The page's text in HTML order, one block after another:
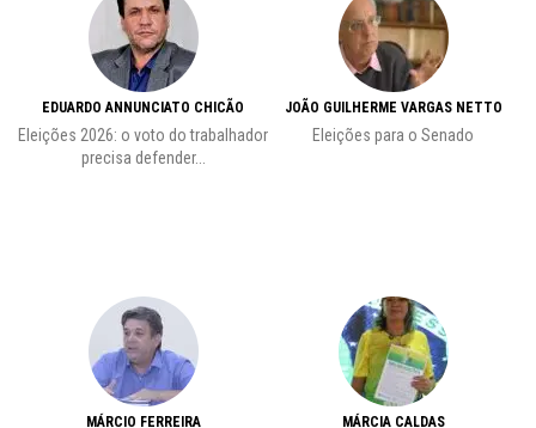
EDUARDO ANNUNCIATO CHICÃO
Eleições 2026: o voto do trabalhador
precisa defender...
MÁRCIO FERREIRA
JOÃO GUILHERME VARGAS NETTO
Eleições para o Senado
MÁRCIA CALDAS